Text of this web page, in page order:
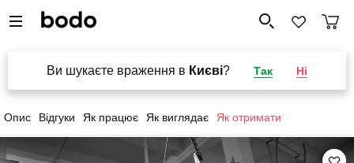
Ви шукаєте враження в Києві? Так Ні
Опис Відгуки Як працює Як виглядає Як отримати